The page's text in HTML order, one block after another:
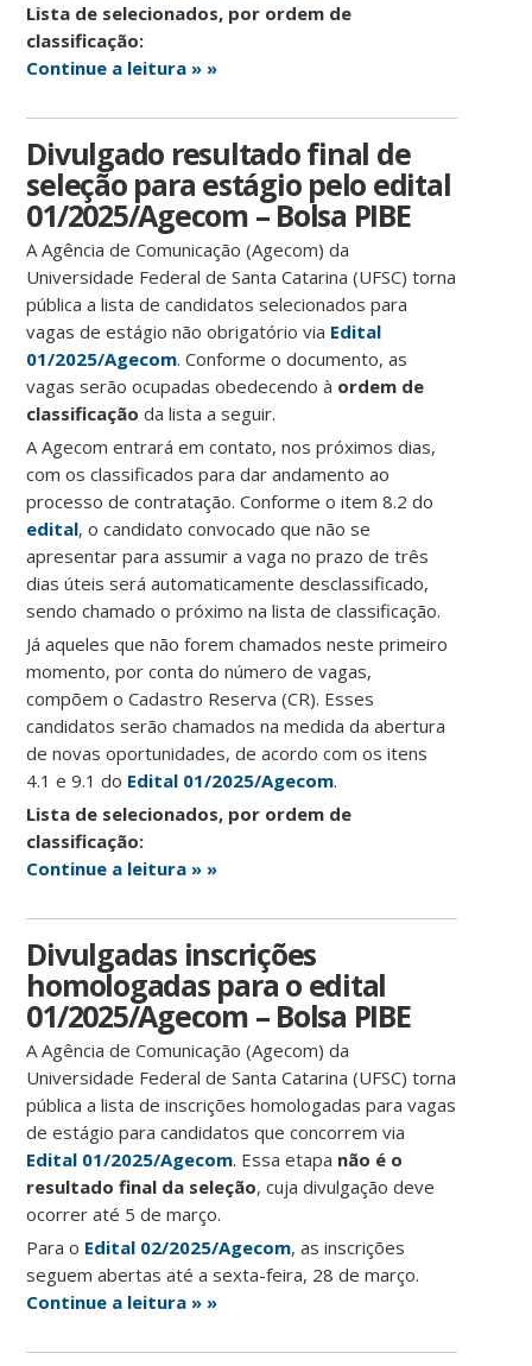
Lista de selecionados, por ordem de
classificação:
Continue a leitura » »
Divulgado resultado final de
seleção para estágio pelo edital
01/2025/Agecom – Bolsa PIBE
A Agência de Comunicação (Agecom) da
Universidade Federal de Santa Catarina (UFSC) torna
pública a lista de candidatos selecionados para
vagas de estágio não obrigatório via Edital
01/2025/Agecom. Conforme o documento, as
vagas serão ocupadas obedecendo à ordem de
classificação da lista a seguir.
A Agecom entrará em contato, nos próximos dias,
com os classificados para dar andamento ao
processo de contratação. Conforme o item 8.2 do
edital, o candidato convocado que não se
apresentar para assumir a vaga no prazo de três
dias úteis será automaticamente desclassificado,
sendo chamado o próximo na lista de classificação.
Já aqueles que não forem chamados neste primeiro
momento, por conta do número de vagas,
compõem o Cadastro Reserva (CR). Esses
candidatos serão chamados na medida da abertura
de novas oportunidades, de acordo com os itens
4.1 e 9.1 do Edital 01/2025/Agecom.
Lista de selecionados, por ordem de
classificação:
Continue a leitura » »
Divulgadas inscrições
homologadas para o edital
01/2025/Agecom – Bolsa PIBE
A Agência de Comunicação (Agecom) da
Universidade Federal de Santa Catarina (UFSC) torna
pública a lista de inscrições homologadas para vagas
de estágio para candidatos que concorrem via
Edital 01/2025/Agecom. Essa etapa não é o
resultado final da seleção, cuja divulgação deve
ocorrer até 5 de março.
Para o Edital 02/2025/Agecom, as inscrições
seguem abertas até a sexta-feira, 28 de março.
Continue a leitura » »